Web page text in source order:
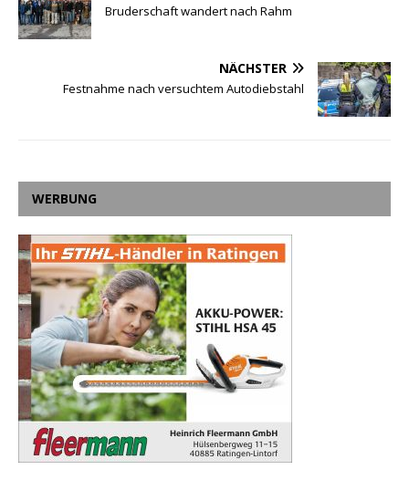
Bruderschaft wandert nach Rahm
NÄCHSTER
Festnahme nach versuchtem Autodiebstahl
WERBUNG